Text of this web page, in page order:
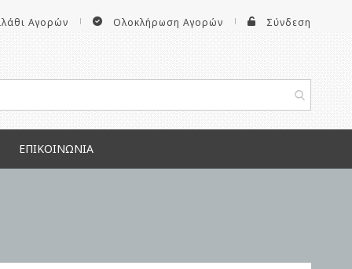
Αγορών Ολοκλήρωση Αγορών Σύνδεση
ΕΠΙΚΟΙΝΩΝΊΑ